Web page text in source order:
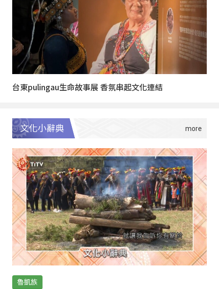
台東pulingau生命故事展 香氛串起文化連結
文化小辭典
魯凱族